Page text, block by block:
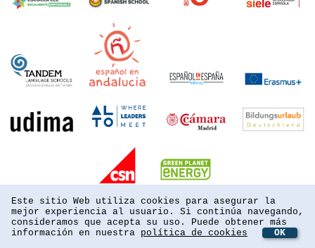
Este sitio Web utiliza cookies para asegurar la
mejor experiencia al usuario. Si continúa navegando,
consideramos que acepta su uso. Puede obtener más
información en nuestra política de cookies
OK